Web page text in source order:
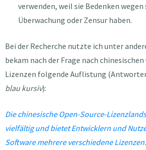
verwenden, weil sie Bedenken
Überwachung oder Zensur haben.
Bei der Recherche nutzte ich unter
bekam nach der Frage nach chinesischen
Lizenzen folgende Auflistung
blau kursiv):
Die chinesische Open-Source-
vielfältig und bietet Entwicklern und
Software mehrere verschiedene